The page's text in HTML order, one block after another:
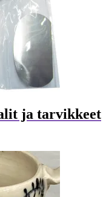
ja tarvikkeet